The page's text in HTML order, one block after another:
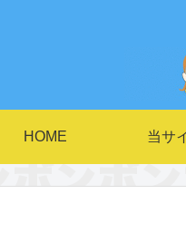
HOME 当サ